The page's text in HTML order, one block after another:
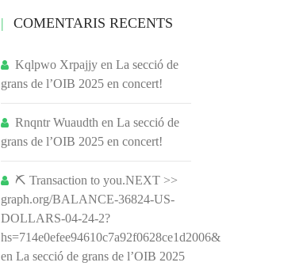
COMENTARIS RECENTS
Kqlpwo Xrpajjy en La secció de
grans de l’OIB 2025 en concert!
Rnqntr Wuaudth en La secció de
grans de l’OIB 2025 en concert!
⛏ Transaction to you.NEXT >>
graph.org/BALANCE-36824-US-
DOLLARS-04-24-2?
hs=714e0efee94610c7a92f0628ce1d2006&
en La secció de grans de l’OIB 2025